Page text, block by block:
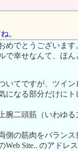
。
めでとうございます
で幸せなんて、ほん
いてですが、ツイ
になる部分だけに
腕二頭筋（いわゆ
側の筋肉をバラン
Web Site.. のアドレ